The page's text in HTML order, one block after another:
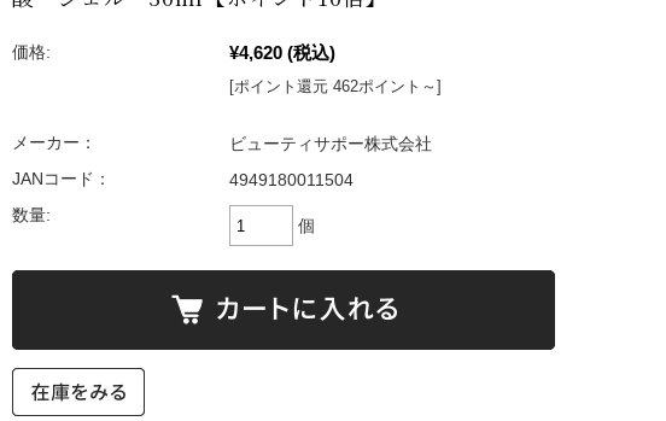
価格: ¥4,620 (税込)
[ポイント還元 462ポイント～]
メーカー：
ビューティサポー株式会社
JANコード：
4949180011504
数量:
個